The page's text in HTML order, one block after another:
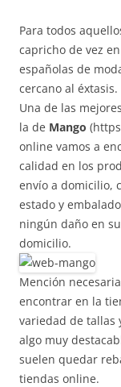
Para todos
capricho de vez
españolas de
cercano al éxtasis.
Una de las
la de Mango
online vamos a
calidad en los
envío a domicilio,
estado y
ningún daño en
domicilio.
Mención
encontrar en la
variedad de tallas
algo muy
suelen quedar
tiendas online.